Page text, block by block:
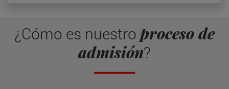
¿Cómo es nuestro proceso de
admisión?